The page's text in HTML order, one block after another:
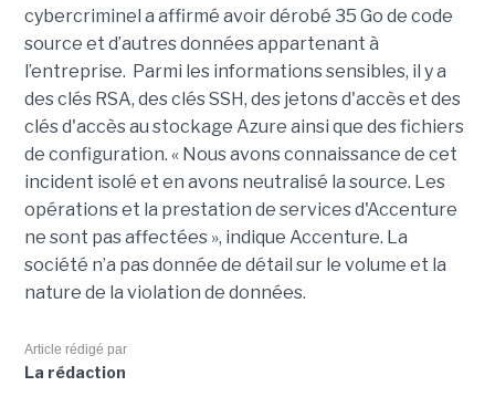
cybercriminel a affirmé avoir dérobé 35 Go de code
source et d’autres données appartenant à
l’entreprise. Parmi les informations sensibles, il y a
des clés RSA, des clés SSH, des jetons d'accès et des
clés d'accès au stockage Azure ainsi que des fichiers
de configuration. « Nous avons connaissance de cet
incident isolé et en avons neutralisé la source. Les
opérations et la prestation de services d'Accenture
ne sont pas affectées », indique Accenture. La
société n’a pas donnée de détail sur le volume et la
nature de la violation de données.
Article rédigé par
La rédaction